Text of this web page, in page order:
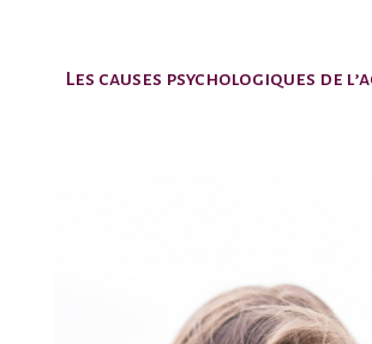
Les causes psychologiques de